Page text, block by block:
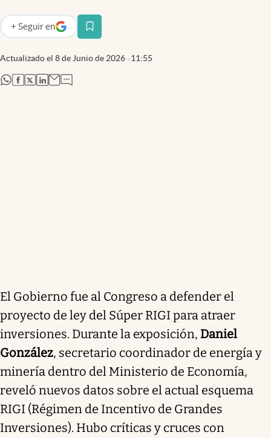
Actualizado el 8 de Junio de 2026 11:55
+ Seguir en
abre en nueva pestaña
abre en nueva pestaña
abre en nueva pestaña
abre en nueva pestaña
abre en nueva pestaña
El Gobierno fue al Congreso a defender el
proyecto de ley del Súper RIGI para atraer
inversiones. Durante la exposición, Daniel
González, secretario coordinador de energía y
minería dentro del Ministerio de Economía,
reveló nuevos datos sobre el actual esquema
RIGI (Régimen de Incentivo de Grandes
Inversiones). Hubo críticas y cruces con